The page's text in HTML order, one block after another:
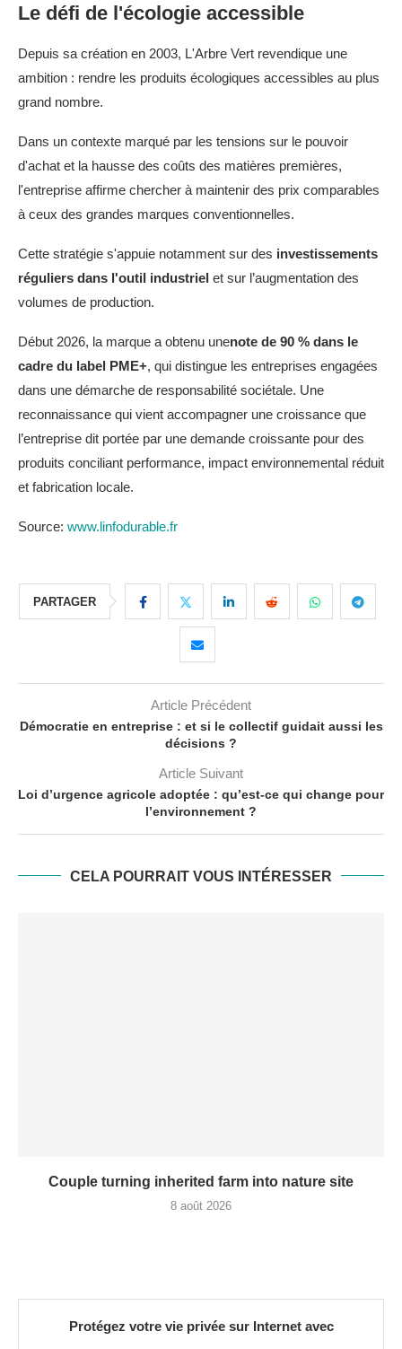
Le défi de l'écologie accessible
Depuis sa création en 2003, L'Arbre Vert revendique une
ambition : rendre les produits écologiques accessibles au plus
grand nombre.
Dans un contexte marqué par les tensions sur le pouvoir
d'achat et la hausse des coûts des matières premières,
l'entreprise affirme chercher à maintenir des prix comparables
à ceux des grandes marques conventionnelles.
Cette stratégie s'appuie notamment sur des investissements
réguliers dans l'outil industriel et sur l’augmentation des
volumes de production.
Début 2026, la marque a obtenu unenote de 90 % dans le
cadre du label PME+, qui distingue les entreprises engagées
dans une démarche de responsabilité sociétale. Une
reconnaissance qui vient accompagner une croissance que
l’entreprise dit portée par une demande croissante pour des
produits conciliant performance, impact environnemental réduit
et fabrication locale.
Source: www.linfodurable.fr
PARTAGER
Article Précédent
Démocratie en entreprise : et si le collectif guidait aussi les
décisions ?
Article Suivant
Loi d’urgence agricole adoptée : qu’est-ce qui change pour
l’environnement ?
CELA POURRAIT VOUS INTÉRESSER
Couple turning inherited farm into nature site
8 août 2026
Protégez votre vie privée sur Internet avec